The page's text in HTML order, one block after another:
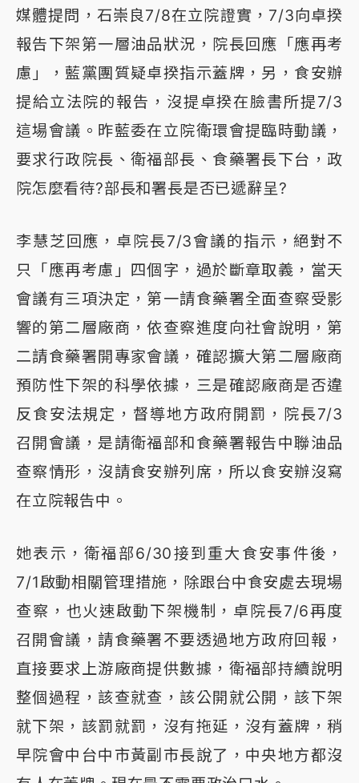
媒體提問，石崇良7/8在立院證實，7/3向卓揆
報告下架第一層油品狀況，院長回應「應再考
慮」，藍黨團質疑卓揆指示蓋牌，另，食安辦
提給立法院的報告，沒提卓揆在臉書所提7/3
這場會議。昨藍委在立院衛環會提臨時動議，
要求行政院長、衛福部長、食藥署長下台，政
院怎麼看待?部長和署長是否已遞辭呈?
李慧芝回應，卓院長7/3會議的指示，絕對不
只「應再考慮」四個字，過於斷章取義，當天
會議有三項決定，第一請食藥署全面查察受影
響的第二層廠商，依查察進度向社會說明，第
二請食藥署開專家會議，確認擴大第二層廠商
預防性下架的科學依據，三是確認廠商是否違
反食安法規定，督導地方政府開罰，院長7/3
召開會議，是請衛福部和食藥署報告中聯油品
查察情形，沒請食安辦列席，所以食安辦沒寫
在立院報告中。
她表示，衛福部6/30接到重大食安事件後，
7/1啟動相關管理措施，除跟台中食安處去現場
查察，也火速啟動下架機制，卓院長7/6再度
召開會議，請食藥署不要透過地方政府回報，
直接要求上游廠商提供數據，衛福部持續說明
整個過程，該查就查，該公開就公開，該下架
就下架，該罰就罰，沒有拖延，沒有蓋牌，稍
早院會中台中市黃副市長說了，中央地方都沒